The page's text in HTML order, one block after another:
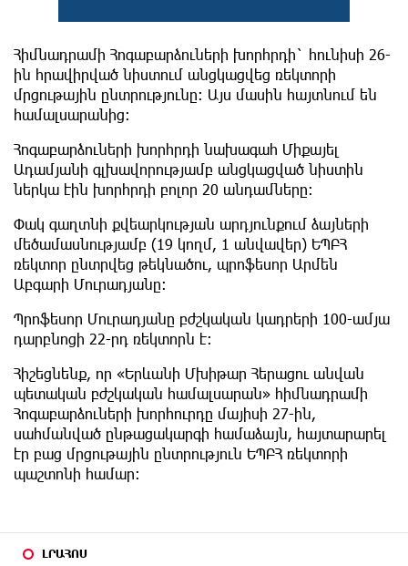
ԼՐԱՀՈՍ
Հիմնադրամի Հոգաբարձուների խորհրդի` հունիսի 26-
ին հրավիրված նիստում անցկացվեց ռեկտորի
մրցութային ընտրությունը: Այս մասին հայտնում են
համալսարանից։
Հոգաբարձուների խորհրդի նախագահ Միքայել
Ադամյանի գլխավորությամբ անցկացված նիստին
ներկա էին խորհրդի բոլոր 20 անդամները։
Փակ գաղտնի քվեարկության արդյունքում ձայների
մեծամասնությամբ (19 կողմ, 1 անվավեր) ԵՊԲՀ
ռեկտոր ընտրվեց թեկնածու, պրոֆեսոր Արմեն
Աբգարի Մուրադյանը:
Պրոֆեսոր Մուրադյանը բժշկական կադրերի 100-ամյա
դարբնոցի 22-րդ ռեկտորն է:
Հիշեցնենք, որ «Երևանի Մխիթար Հերացու անվան
պետական բժշկական համալսարան» հիմնադրամի
Հոգաբարձուների խորհուրդը մայիսի 27-ին,
սահմանված ընթացակարգի համաձայն, հայտարարել
էր բաց մրցութային ընտրություն ԵՊԲՀ ռեկտորի
պաշտոնի համար: